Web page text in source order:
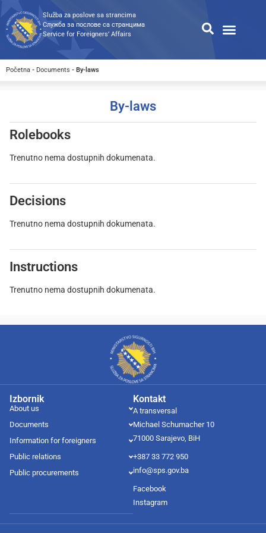
Služba za poslove sa strancima
Служба за послове са странцима
Service for Foreigners’ Affairs
Početna - Documents - By-laws
By-laws
Rolebooks
Trenutno nema dostupnih dokumenata.
Decisions
Trenutno nema dostupnih dokumenata.
Instructions
Trenutno nema dostupnih dokumenata.
Kontakt
A transversal
Michael Schumacher 10
71000 Sarajevo, BiH
+387 33 772 950
info@sps.gov.ba
Facebook
Instagram
Izbornik
About us
Documents
Information for foreigners
Public relations
Public procurements